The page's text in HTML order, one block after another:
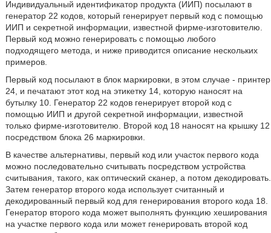
Индивидуальный идентификатор продукта (ИИП) посылают в
генератор 22 кодов, который генерирует первый код с помощью
ИИП и секретной информации, известной фирме-изготовителю.
Первый код можно генерировать с помощью любого
подходящего метода, и ниже приводится описание нескольких
примеров.
Первый код посылают в блок маркировки, в этом случае - принтер
24, и печатают этот код на этикетку 14, которую наносят на
бутылку 10. Генератор 22 кодов генерирует второй код с
помощью ИИП и другой секретной информации, известной
только фирме-изготовителю. Второй код 18 наносят на крышку 12
посредством блока 26 маркировки.
В качестве альтернативы, первый код или участок первого кода
можно последовательно считывать посредством устройства
считывания, такого, как оптический сканер, а потом декодировать.
Затем генератор второго кода использует считанный и
декодированный первый код для генерирования второго кода 18.
Генератор второго кода может выполнять функцию хеширования
на участке первого кода или может генерировать второй код